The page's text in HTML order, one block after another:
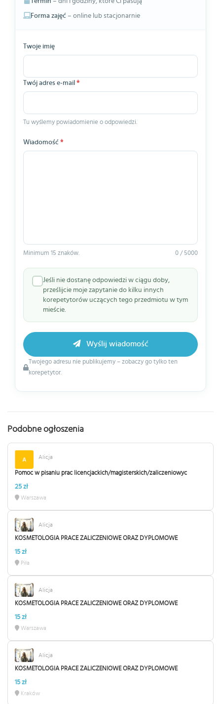
Forma zajęć – online lub stacjonarnie
Twoje imię
Twój adres e-mail *
Tu wyślemy powiadomienie o odpowiedzi.
Wiadomość *
Minimum 15 znaków. 0 / 5000
Jeśli nie dostanę odpowiedzi w ciągu doby,
prześlijcie moje zapytanie do kilku innych
korepetytorów uczących tego przedmiotu w tym
mieście.
Twojego adresu nie publikujemy – zobaczy go tylko ten
korepetytor.
Wyślij wiadomość
Podobne ogłoszenia
Alicja
Pomoc w pisaniu prac licencjackich/magisterskich/zaliczeniowyc
25 zł
Warszawa
Alicja
KOSMETOLOGIA PRACE ZALICZENIOWE ORAZ DYPLOMOWE
15 zł
Piła
Alicja
KOSMETOLOGIA PRACE ZALICZENIOWE ORAZ DYPLOMOWE
15 zł
Warszawa
Alicja
KOSMETOLOGIA PRACE ZALICZENIOWE ORAZ DYPLOMOWE
15 zł
Kraków